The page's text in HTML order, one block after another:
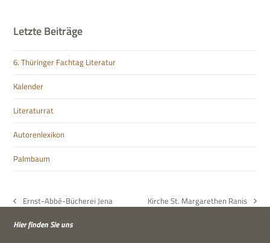
Letzte Beiträge
6. Thüringer Fachtag Literatur
Kalender
Literaturrat
Autorenlexikon
Palmbaum
vorheriger
Ernst-Abbé-Bücherei Jena
Nächster
Kirche St. Margarethen Ranis
Hier fin­den Sie uns